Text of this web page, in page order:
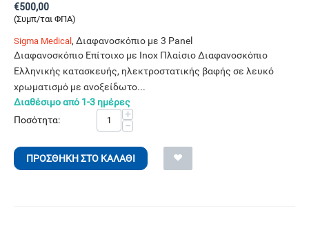
€500,00
(Συμπ/ται ΦΠΑ)
Sigma Medical , Διαφανοσκόπιο με 3 Panel
Διαφανοσκόπιο Επίτοιχο με Inox Πλαίσιο Διαφανοσκόπιο
Ελληνικής κατασκευής, ηλεκτροστατικής βαφής σε λευκό
χρωματισμό με ανοξείδωτο...
Διαθέσιμο από 1-3 ημέρες
Ποσότητα:
+
−
ΠΡΟΣΘΉΚΗ ΣΤΟ ΚΑΛΆΘΙ